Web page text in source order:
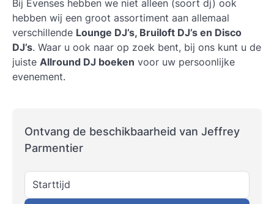
Bij Evenses hebben we niet alleen (soort dj) ook
hebben wij een groot assortiment aan allemaal
verschillende Lounge DJ’s, Bruiloft DJ’s en Disco
DJ’s. Waar u ook naar op zoek bent, bij ons kunt u de
juiste Allround DJ boeken voor uw persoonlijke
evenement.
Ontvang de beschikbaarheid van Jeffrey
Parmentier
Starttijd